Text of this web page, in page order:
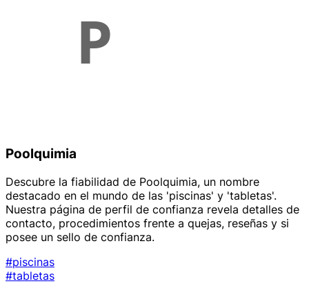
Poolquimia
Descubre la fiabilidad de Poolquimia, un nombre
destacado en el mundo de las 'piscinas' y 'tabletas'.
Nuestra página de perfil de confianza revela detalles de
contacto, procedimientos frente a quejas, reseñas y si
posee un sello de confianza.
#piscinas
#tabletas